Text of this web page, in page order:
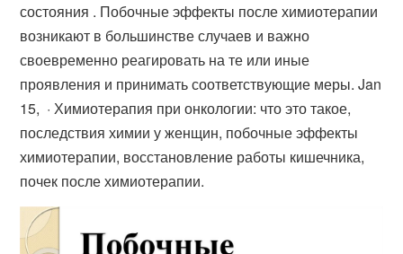
состояния . Побочные эффекты после химиотерапии
возникают в большинстве случаев и важно
своевременно реагировать на те или иные
проявления и принимать соответствующие меры. Jan
15, · Химиотерапия при онкологии: что это такое,
последствия химии у женщин, побочные эффекты
химиотерапии, восстановление работы кишечника,
почек после химиотерапии.